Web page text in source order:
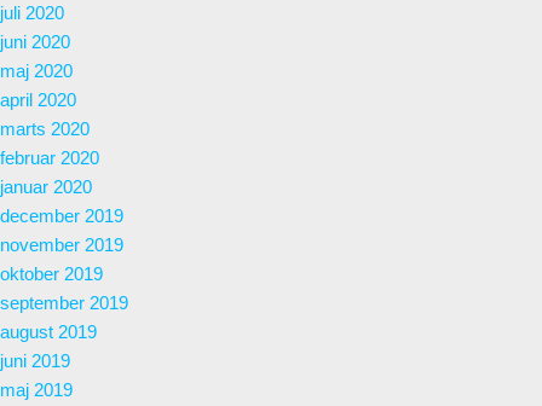
juli 2020
juni 2020
maj 2020
april 2020
marts 2020
februar 2020
januar 2020
december 2019
november 2019
oktober 2019
september 2019
august 2019
juni 2019
maj 2019